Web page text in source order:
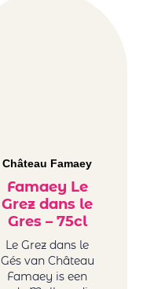
Château Famaey
Famaey Le
Grez dans le
Gres – 75cl
Le Grez dans le
Gés van Château
Famaey is een